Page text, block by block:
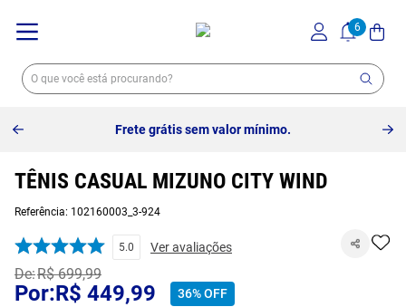
Frete grátis sem valor mínimo.
TÊNIS CASUAL MIZUNO CITY WIND
Referência: 102160003_3-924
5.0 Ver avaliações
R$ 699,99
R$ 449,99 36%OFF